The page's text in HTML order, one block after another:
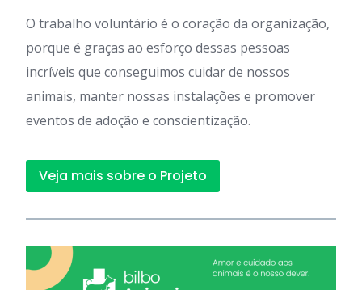
O trabalho voluntário é o coração da organização,
porque é graças ao esforço dessas pessoas
incríveis que conseguimos cuidar de nossos
animais, manter nossas instalações e promover
eventos de adoção e conscientização.
Veja mais sobre o Projeto